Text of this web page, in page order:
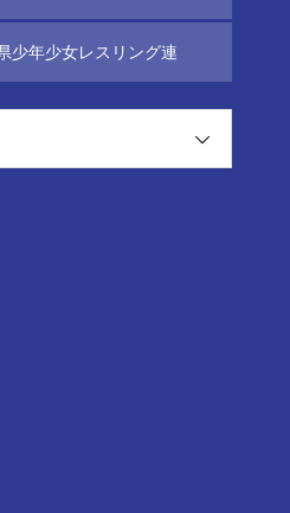
少年少女レスリング連